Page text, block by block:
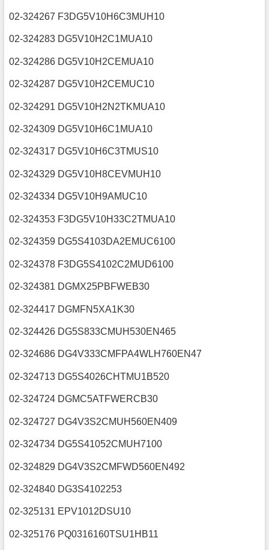
02-324267 F3DG5V10H6C3MUH10
02-324283 DG5V10H2C1MUA10
02-324286 DG5V10H2CEMUA10
02-324287 DG5V10H2CEMUC10
02-324291 DG5V10H2N2TKMUA10
02-324309 DG5V10H6C1MUA10
02-324317 DG5V10H6C3TMUS10
02-324329 DG5V10H8CEVMUH10
02-324334 DG5V10H9AMUC10
02-324353 F3DG5V10H33C2TMUA10
02-324359 DG5S4103DA2EMUC6100
02-324378 F3DG5S4102C2MUD6100
02-324381 DGMX25PBFWEB30
02-324417 DGMFN5XA1K30
02-324426 DG5S833CMUH530EN465
02-324686 DG4V333CMFPA4WLH760EN47
02-324713 DG5S4026CHTMU1B520
02-324724 DGMC5ATFWERCB30
02-324727 DG4V3S2CMUH560EN409
02-324734 DG5S41052CMUH7100
02-324829 DG4V3S2CMFWD560EN492
02-324840 DG3S4102253
02-325131 EPV1012DSU10
02-325176 PQ0316160TSU1HB11